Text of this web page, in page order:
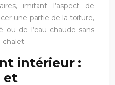
imitant l’aspect de
une partie de la toiture,
ou de l’eau chaude sans
chalet.
intérieur :
et